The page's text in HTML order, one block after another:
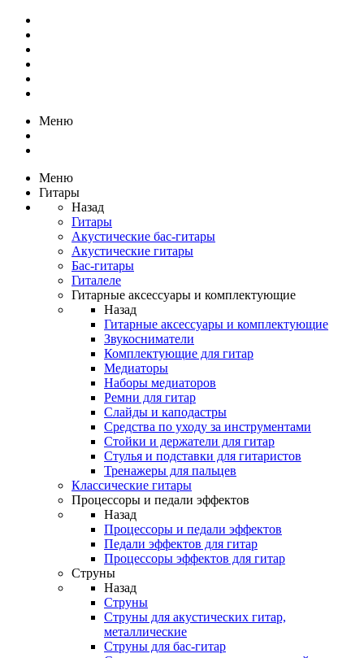
Меню
Меню
Гитары
Назад
Гитары
Акустические бас-гитары
Акустические гитары
Бас-гитары
Гиталеле
Гитарные аксессуары и комплектующие
Назад
Гитарные аксессуары и комплектующие
Звукосниматели
Комплектующие для гитар
Медиаторы
Наборы медиаторов
Ремни для гитар
Слайды и каподастры
Средства по уходу за инструментами
Стойки и держатели для гитар
Стулья и подставки для гитаристов
Тренажеры для пальцев
Классические гитары
Процессоры и педали эффектов
Назад
Процессоры и педали эффектов
Педали эффектов для гитар
Процессоры эффектов для гитар
Струны
Назад
Струны
Струны для акустических гитар,
металлические
Струны для бас-гитар